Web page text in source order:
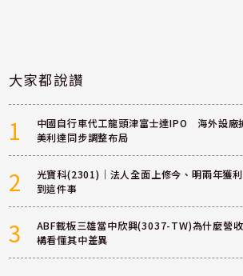
大家都說讚
1
中國自行車代工龍頭津富士達IPO 海外設廠
美利達同步調整布局
2
光寶科(2301)｜法人全面上修今、明兩年獲
到這件事
3
ABF載板三雄當中欣興(3037-TW)為什麼營
構看懂其中差異